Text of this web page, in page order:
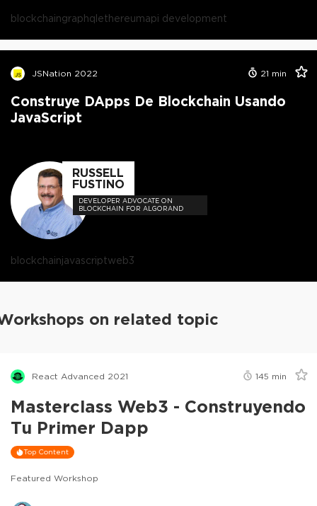
blockchaingraphqlethereumapi development
JSNation 2022 21 min
Construye DApps De Blockchain Usando
JavaScript
RUSSELL
FUSTINO
DEVELOPER ADVOCATE ON
BLOCKCHAIN FOR ALGORAND
blockchainjavascriptweb3
on related topic
React Advanced 2021 145 min
Masterclass Web3 - Construyendo
Tu Primer Dapp
Top Content
Featured Workshop